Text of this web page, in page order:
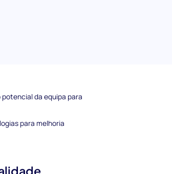
da equipa para
para melhoria